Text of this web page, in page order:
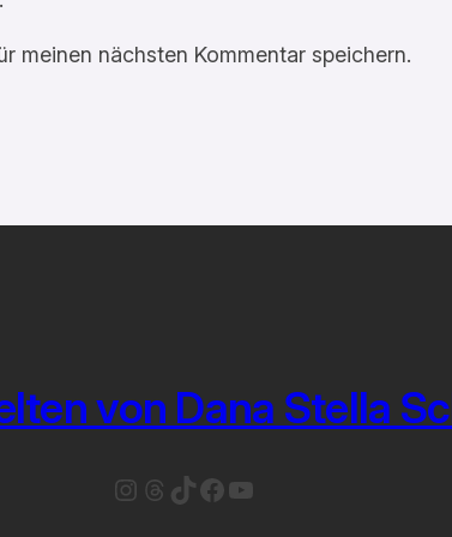
meinen nächsten Kommentar speichern.
von Dana Stella
Instagram
Threads
TikTok
Facebook
YouTube